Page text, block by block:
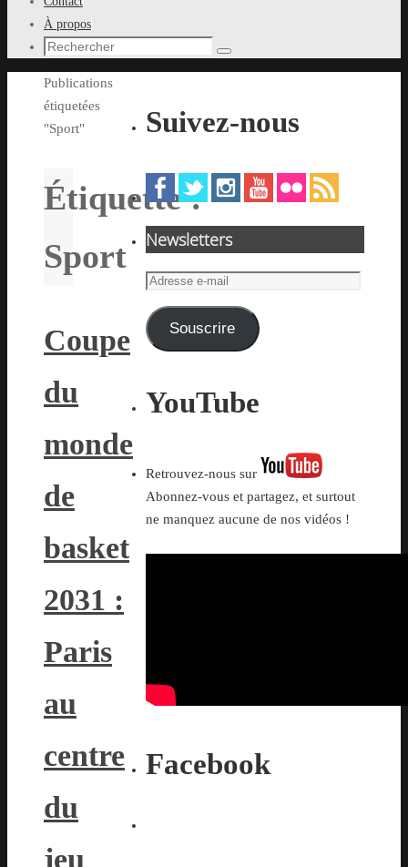
À propos
Recherche
:
Rechercher
Accueil
Publications
étiquetées
"Sport"
Étiquette :
Sport
Coupe
du
monde
de
basket
2031 :
Paris
au
centre
du
jeu
Suivez-nous
Newsletters
Adresse
mail Souscrire
YouTube
Retrouvez-nous sur
Abonnez-vous et partagez, et surtout
ne manquez aucune de nos vidéos !
Facebook